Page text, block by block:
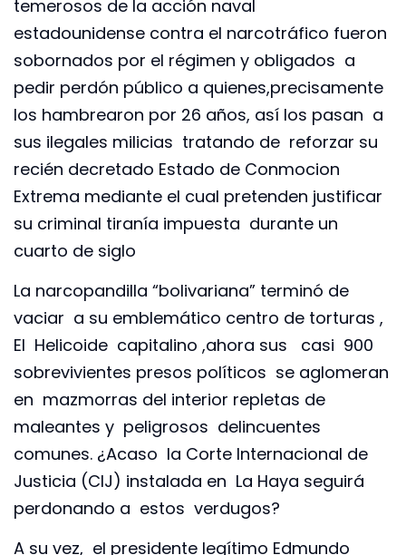
temerosos de la acción naval
estadounidense contra el narcotráfico fueron
sobornados por el régimen y obligados a
pedir perdón público a quienes,precisamente
los hambrearon por 26 años, así los pasan a
sus ilegales milicias tratando de reforzar su
recién decretado Estado de Conmocion
Extrema mediante el cual pretenden justificar
su criminal tiranía impuesta durante un
cuarto de siglo
La narcopandilla “bolivariana” terminó de
vaciar a su emblemático centro de torturas ,
El Helicoide capitalino ,ahora sus casi 900
sobrevivientes presos políticos se aglomeran
en mazmorras del interior repletas de
maleantes y peligrosos delincuentes
comunes. ¿Acaso la Corte Internacional de
Justicia (CIJ) instalada en La Haya seguirá
perdonando a estos verdugos?
A su vez, el presidente legítimo Edmundo